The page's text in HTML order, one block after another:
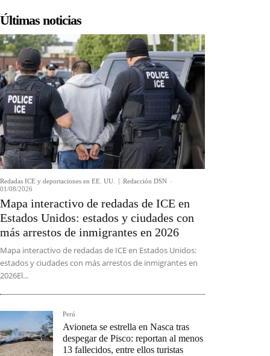
Últimas noticias
Redadas ICE y deportaciones en EE. UU. Redacción DSN -
01/08/2026
Mapa interactivo de redadas de ICE en
Estados Unidos: estados y ciudades con
más arrestos de inmigrantes en 2026
Mapa interactivo de redadas de ICE en Estados Unidos:
estados y ciudades con más arrestos de inmigrantes en
2026El...
Perú
Avioneta se estrella en Nasca tras
despegar de Pisco: reportan al menos
13 fallecidos, entre ellos turistas